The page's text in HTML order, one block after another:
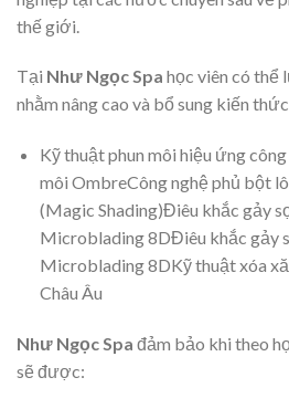
thế giới.
Tại Như Ngọc Spa học viên có thể
nhằm nâng cao và bổ sung kiến
Kỹ thuật phun môi hiệu ứng công
môi OmbreCông nghệ phủ bột
(Magic Shading)Điêu khắc gảy
Microblading 8DĐiêu khắc gảy
Microblading 8DKỹ thuật xóa
Châu Âu
Như Ngọc Spa đảm bảo khi theo
sẽ được: